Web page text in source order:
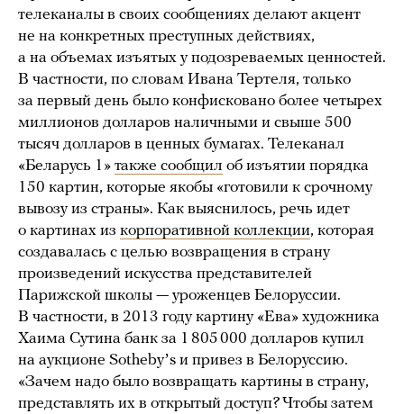
телеканалы в своих сообщениях делают акцент
не на конкретных преступных действиях,
а на объемах изъятых у подозреваемых ценностей.
В частности, по словам Ивана Тертеля, только
за первый день было конфисковано более четырех
миллионов долларов наличными и свыше 500
тысяч долларов в ценных бумагах. Телеканал
«Беларусь 1» также сообщил об изъятии порядка
150 картин, которые якобы «готовили к срочному
вывозу из страны». Как выяснилось, речь идет
о картинах из корпоративной коллекции, которая
создавалась с целью возвращения в страну
произведений искусства представителей
Парижской школы — уроженцев Белоруссии.
В частности, в 2013 году картину «Ева» художника
Хаима Сутина банк за 1 805 000 долларов купил
на аукционе Sothebyʼs и привез в Белоруссию.
«Зачем надо было возвращать картины в страну,
представлять их в открытый доступ? Чтобы затем